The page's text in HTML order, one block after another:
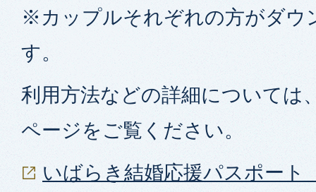
※カップルそれぞれの方がダウ
す。
利用方法などの詳細については
ページをご覧ください。
いばらき結婚応援パスポート